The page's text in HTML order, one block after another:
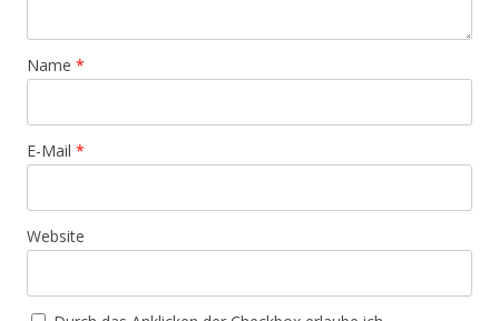
Name *
E-Mail *
Website